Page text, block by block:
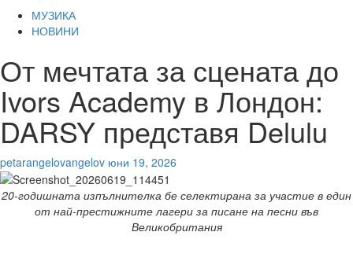
МУЗИКА
НОВИНИ
От мечтата за сцената до
Ivors Academy в Лондон:
DARSY представя Delulu
petarangelovangelov юни 19, 2026
20-годишната изпълнителка бе селектирана за участие в един
от най-престижните лагери за писане на песни във
Великобритания